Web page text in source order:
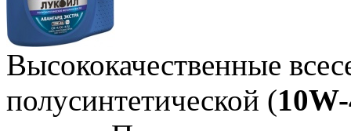
Высококачественные
полусинтетической (